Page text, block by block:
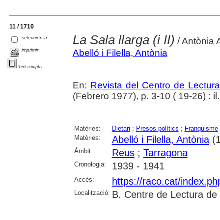
11 / 1710
seleccionar
imprimir
Text complet
La Sala llarga (i II) / Antònia
Abelló i Filella, Antònia
En: Revista del Centro de
(Febrero 1977), p. 3-10 ( 19-26) :
Matèries: Dietari ; Presos polítics ; Franquisme
Matèries:
Abelló i Filella, Antònia
Àmbit: Reus; Tarragona
Cronologia: 1939 - 1941
Accés: https://raco.cat/
Localització: B. Centre de Lectura de